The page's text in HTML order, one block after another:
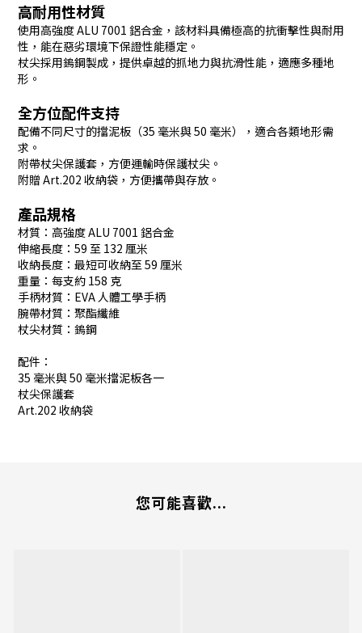
高耐用性材質
使用高強度 ALU 7001 鋁合金，該材料具備極高的抗衝擊性與耐用
性，能在惡劣環境下保證性能穩定。
杖尖採用鎢鋼製成，提供卓越的抓地力與抗滑性能，適應多種地
形。
全方位配件支持
配備不同尺寸的擋泥板（35 毫米與 50 毫米），適合各類地形需
求。
附帶杖尖保護套，方便運輸時保護杖尖。
附贈 Art.202 收納袋，方便攜帶與存放。
產品規格
材質：高強度 ALU 7001 鋁合金
伸縮長度：59 至 132 厘米
收納長度：最短可收納至 59 厘米
重量：每支約 158 克
手柄材質：EVA 人體工學手柄
腕帶材質：聚酯纖維
杖尖材質：鎢鋼
配件：
35 毫米與 50 毫米擋泥板各一
杖尖保護套
Art.202 收納袋
您可能喜歡...